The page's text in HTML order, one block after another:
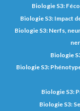
Biologie S3:
Biologie S3: Impact
Biologie S3: Nerfs,
Biologie
Biologie S3:
Biologie S3:
Biologie S3: